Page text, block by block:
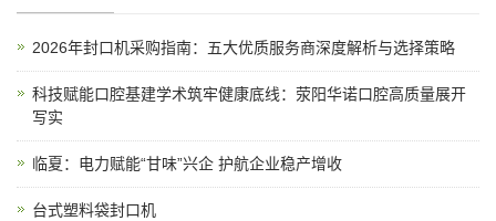
2026年封口机采购指南：五大优质服务商深度解析与选择策略
科技赋能口腔基建学术筑牢健康底线：荥阳华诺口腔高质量展开
写实
临夏：电力赋能“甘味”兴企 护航企业稳产增收
台式塑料袋封口机